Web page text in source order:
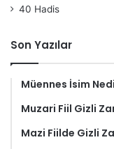
40 Hadis
Son Yazılar
Müennes İsim
Muzari Fiil Gizli
Mazi Fiilde Gizli